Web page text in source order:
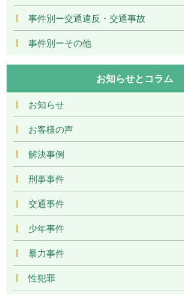
事件別ー交通違反・交通事故
事件別ーその他
お知らせとコラム
お知らせ
お客様の声
解決事例
刑事事件
交通事件
少年事件
暴力事件
性犯罪